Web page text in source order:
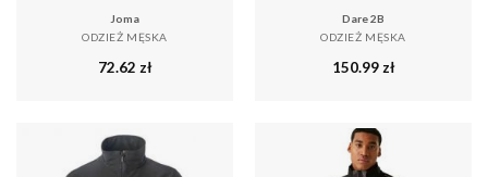
Joma
ODZIEŻ MĘSKA
72.62 zł
Dare 2B
ODZIEŻ MĘSKA
150.99zł